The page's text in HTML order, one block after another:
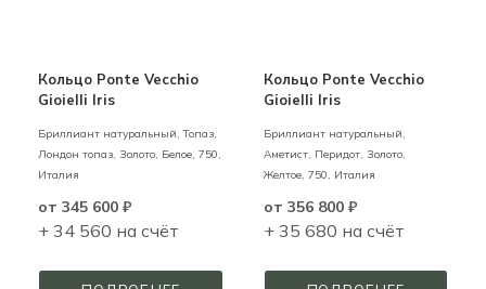
Кольцо Ponte Vecchio
Gioielli Iris
Бриллиант натуральный, Топаз,
Лондон топаз, Золото, Белое, 750,
Италия
от 345 600 ₽
+ 34 560 на счёт
Кольцо Ponte Vecchio
Gioielli Iris
Бриллиант натуральный,
Аметист, Перидот, Золото,
Желтое, 750, Италия
от 356 800 ₽
+ 35 680 на счёт